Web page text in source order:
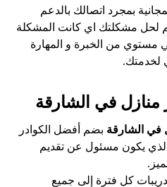
بمجرد اتصالك بالدعم
لحل مشكلتك اي كانت المشكلة
مستوي من الخبرة و المهارة
لخدمتك.
في الشارقة
في الشارقة بضم أفضل الكوادر
يكون مسئول عن تقديم
كل فترة إلى جميع